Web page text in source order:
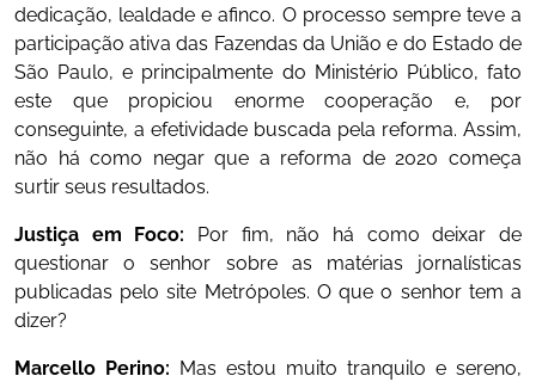
dedicação, lealdade e afinco. O processo sempre teve a
participação ativa das Fazendas da União e do Estado de
São Paulo, e principalmente do Ministério Público, fato
este que propiciou enorme cooperação e, por
conseguinte, a efetividade buscada pela reforma. Assim,
não há como negar que a reforma de 2020 começa
surtir seus resultados.
Justiça em Foco: Por fim, não há como deixar de
questionar o senhor sobre as matérias jornalísticas
publicadas pelo site Metrópoles. O que o senhor tem a
dizer?
Marcello Perino: Mas estou muito tranquilo e sereno,